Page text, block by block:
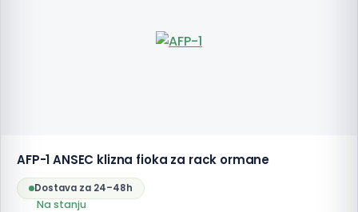
AFP-1 ANSEC klizna fioka za rack ormane
Dostava za 24–48h
Na stanju